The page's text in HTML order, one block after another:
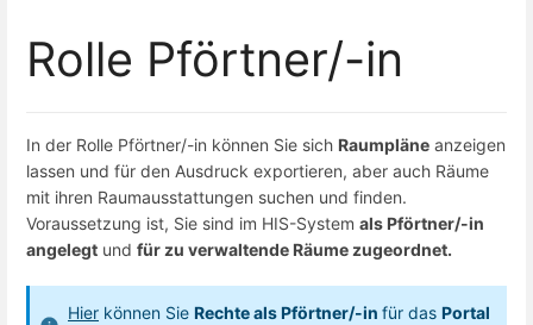
Rolle Pförtner/-in
In der Rolle Pförtner/-in können Sie sich Raumpläne anzeigen
lassen und für den Ausdruck exportieren, aber auch Räume
mit ihren Raumausstattungen suchen und finden.
Voraussetzung ist, Sie sind im HIS-System als Pförtner/-in
angelegt und für zu verwaltende Räume zugeordnet.
Hier können Sie Rechte als Pförtner/-in für das Portal